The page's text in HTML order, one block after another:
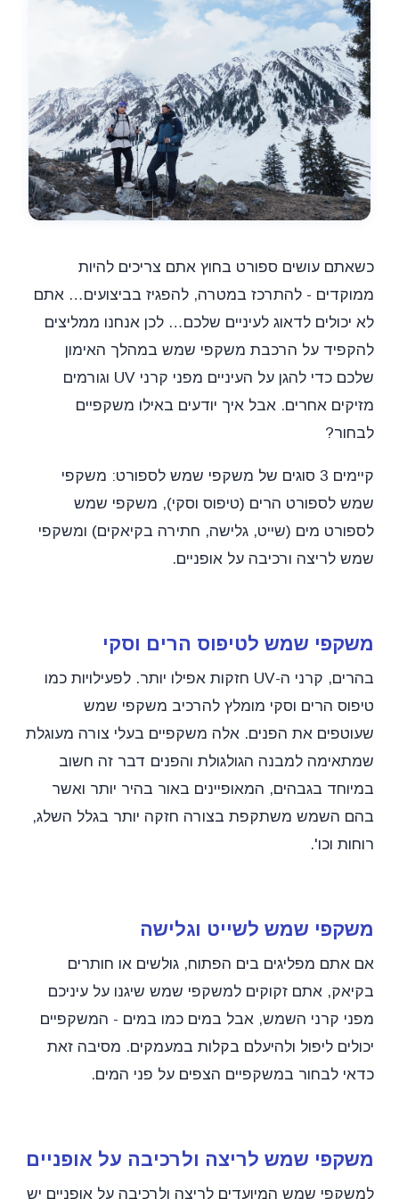
כשאתם עושים ספורט בחוץ אתם צריכים להיות
ממוקדים - להתרכז במטרה, להפגיז בביצועים… אתם
לא יכולים לדאוג לעיניים שלכם… לכן אנחנו ממליצים
להקפיד על הרכבת משקפי שמש במהלך האימון
שלכם כדי להגן על העיניים מפני קרני UV וגורמים
מזיקים אחרים. אבל איך יודעים באילו משקפיים
לבחור?
קיימים 3 סוגים של משקפי שמש לספורט: משקפי
שמש לספורט הרים (טיפוס וסקי), משקפי שמש
לספורט מים (שייט, גלישה, חתירה בקיאקים) ומשקפי
שמש לריצה ורכיבה על אופניים.
משקפי שמש לטיפוס הרים וסקי
בהרים, קרני ה-UV חזקות אפילו יותר. לפעילויות כמו
טיפוס הרים וסקי מומלץ להרכיב משקפי שמש
שעוטפים את הפנים. אלה משקפיים בעלי צורה מעוגלת
שמתאימה למבנה הגולגולת והפנים דבר זה חשוב
במיוחד בגבהים, המאופיינים באור בהיר יותר ואשר
בהם השמש משתקפת בצורה חזקה יותר בגלל השלג,
רוחות וכו'.
משקפי שמש לשייט וגלישה
אם אתם מפליגים בים הפתוח, גולשים או חותרים
בקיאק, אתם זקוקים למשקפי שמש שיגנו על עיניכם
מפני קרני השמש, אבל במים כמו במים - המשקפיים
יכולים ליפול ולהיעלם בקלות במעמקים. מסיבה זאת
כדאי לבחור במשקפיים הצפים על פני המים.
משקפי שמש לריצה ולרכיבה על אופניים
למשקפי שמש המיועדים לריצה ולרכיבה על אופניים יש